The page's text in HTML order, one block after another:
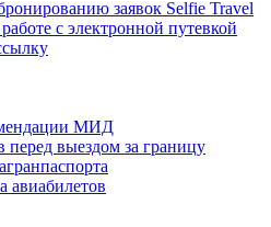
заявок Selfie Travel
с электронной путевкой
МИД
перед выездом за границу
авиабилетов